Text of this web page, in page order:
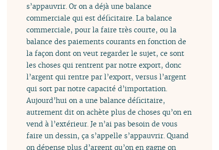
s’appauvrir. Or on a déjà une balance
commerciale qui est déficitaire. La balance
commerciale, pour la faire très courte, ou la
balance des paiements courants en fonction de
la façon dont on veut regarder le sujet, ce sont
les choses qui rentrent par notre export, donc
l’argent qui rentre par l’export, versus l’argent
qui sort par notre capacité d’importation.
Aujourd’hui on a une balance déficitaire,
autrement dit on achète plus de choses qu’on en
vend à l’extérieur. Je n’ai pas besoin de vous
faire un dessin, ça s’appelle s’appauvrir. Quand
on dépense plus d’argent qu’on en gagne on